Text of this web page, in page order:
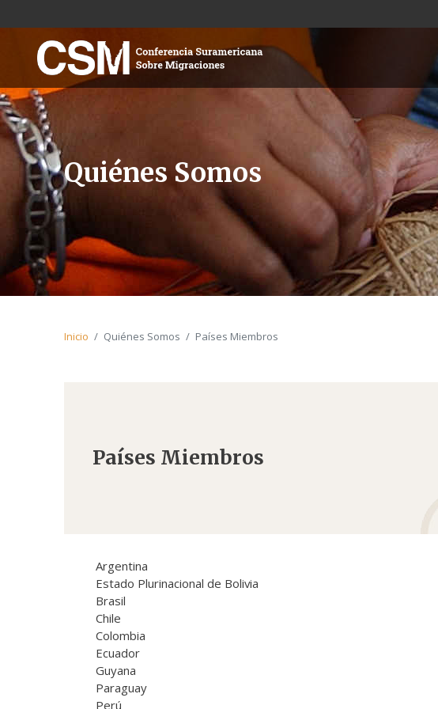
Quiénes Somos
Inicio Quiénes Somos Países Miembros
Países Miembros
Argentina
Estado Plurinacional de Bolivia
Brasil
Chile
Colombia
Ecuador
Guyana
Paraguay
Perú